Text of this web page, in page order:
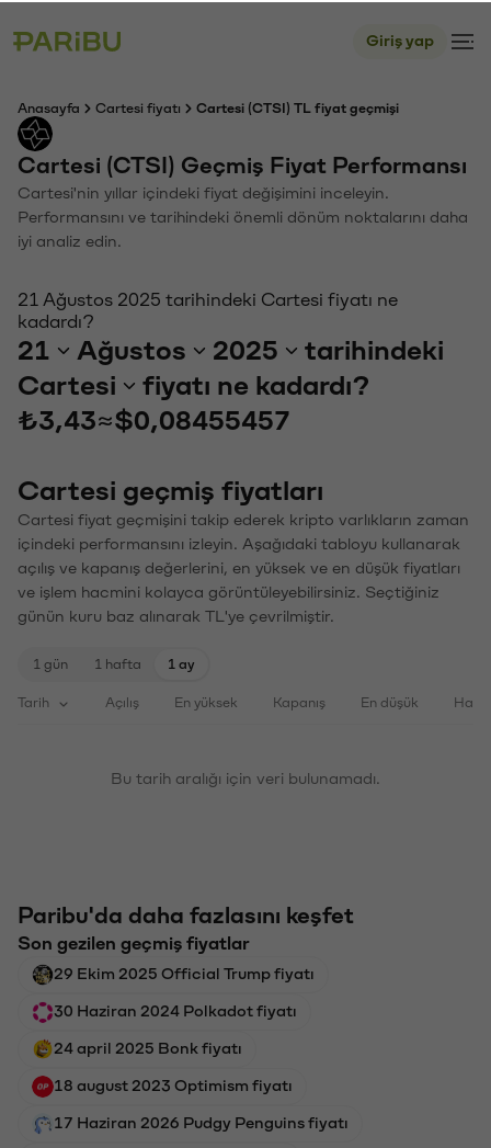
Giriş yap
Anasayfa Cartesi fiyatı Cartesi (CTSI) TL fiyat geçmişi
Cartesi (CTSI) Geçmiş Fiyat Performansı
Cartesi'nin yıllar içindeki fiyat değişimini inceleyin.
Performansını ve tarihindeki önemli dönüm noktalarını daha
iyi analiz edin.
21 Ağustos 2025 tarihindeki Cartesi fiyatı ne
kadardı?
21 Ağustos 2025
tarihindeki
Cartesi
fiyatı ne kadardı?
₺3,43≈$0,08455457
Cartesi geçmiş fiyatları
Cartesi fiyat geçmişini takip ederek kripto varlıkların zaman
içindeki performansını izleyin. Aşağıdaki tabloyu kullanarak
açılış ve kapanış değerlerini, en yüksek ve en düşük fiyatları
ve işlem hacmini kolayca görüntüleyebilirsiniz. Seçtiğiniz
günün kuru baz alınarak TL'ye çevrilmiştir.
1 gün 1 hafta 1 ay
Tarih Açılış En yüksek Kapanış En düşük
Bu tarih aralığı için veri bulunamadı.
Paribu'da daha fazlasını keşfet
Son gezilen geçmiş fiyatlar
29 Ekim 2025 Official Trump fiyatı
30 Haziran 2024 Polkadot fiyatı
24 april 2025 Bonk fiyatı
18 august 2023 Optimism fiyatı
17 Haziran 2026 Pudgy Penguins fiyatı